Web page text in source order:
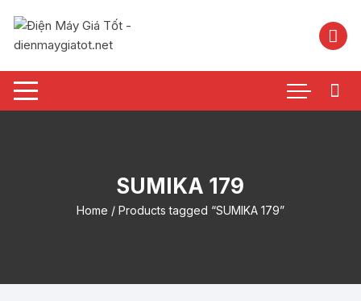
nội
SUMIKA 179
Home / Products tagged “SUMIKA 179”